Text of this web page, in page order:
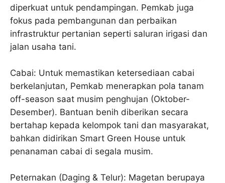
diperkuat untuk pendampingan. Pemkab juga
fokus pada pembangunan dan perbaikan
infrastruktur pertanian seperti saluran irigasi dan
jalan usaha tani.
Cabai: Untuk memastikan ketersediaan cabai
berkelanjutan, Pemkab menerapkan pola tanam
off-season saat musim penghujan (Oktober-
Desember). Bantuan benih diberikan secara
bertahap kepada kelompok tani dan masyarakat,
bahkan didirikan Smart Green House untuk
penanaman cabai di segala musim.
Peternakan (Daging & Telur): Magetan berupaya